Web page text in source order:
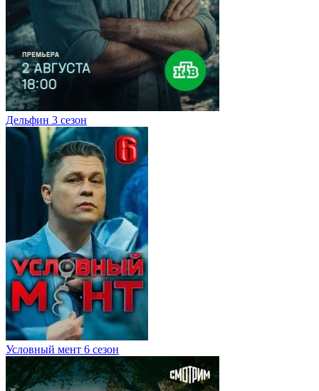
Дельфин 3 сезон
Условный мент 6 сезон